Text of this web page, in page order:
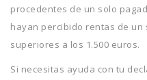
procedentes de un solo
hayan percibido rentas de un
superiores a los 1.500 euros.
Si necesitas ayuda con tu